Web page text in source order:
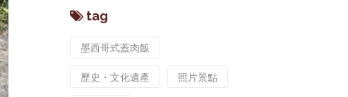
tag
墨西哥式蓋肉飯
歷史・文化遺產 照片景點